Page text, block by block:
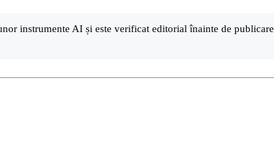
instrumente AI și este verificat editorial înainte de